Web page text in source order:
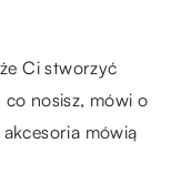
Ci stworzyć
nosisz, mówi o
mówią